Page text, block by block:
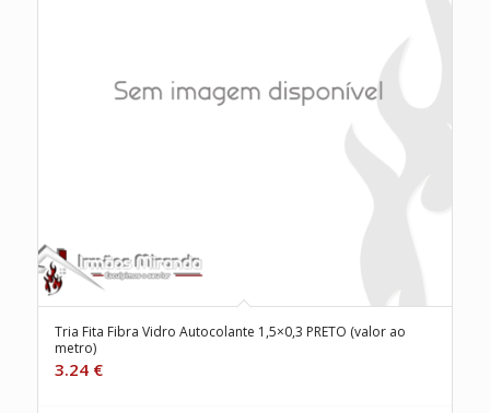
Tria Fita Fibra Vidro Autocolante 1,5×0,3 PRETO (valor ao
metro)
3.24 €